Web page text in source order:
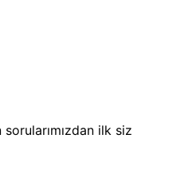
ilk siz